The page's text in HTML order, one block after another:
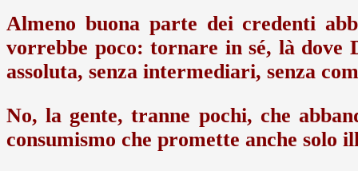
Almeno buona parte dei credenti
vorrebbe poco: tornare in sé, là
assoluta, senza intermediari, senza
No, la gente, tranne pochi, che
consumismo che promette anche solo